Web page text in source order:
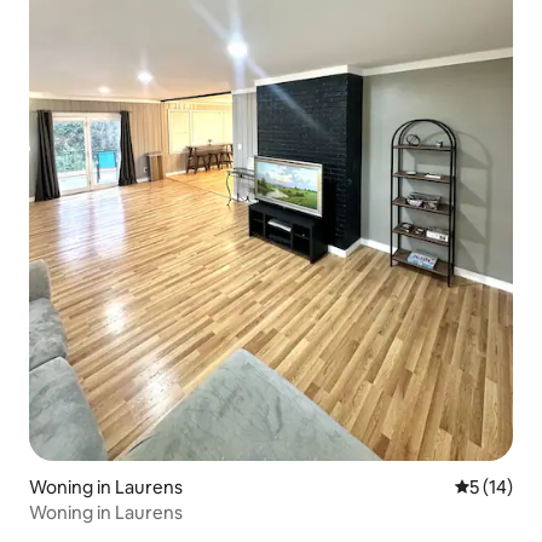
Woning in Laurens
5 (14)
Woning in Laurens